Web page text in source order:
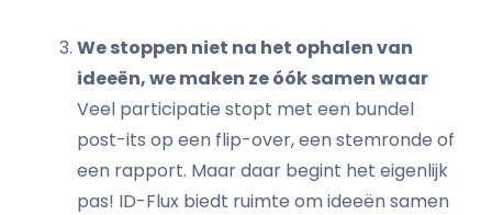
We stoppen niet na het ophalen van
ideeën, we maken ze óók samen waar
Veel participatie stopt met een bundel
post-its op een flip-over, een stemronde of
een rapport. Maar daar begint het eigenlijk
pas! ID-Flux biedt ruimte om ideeën samen